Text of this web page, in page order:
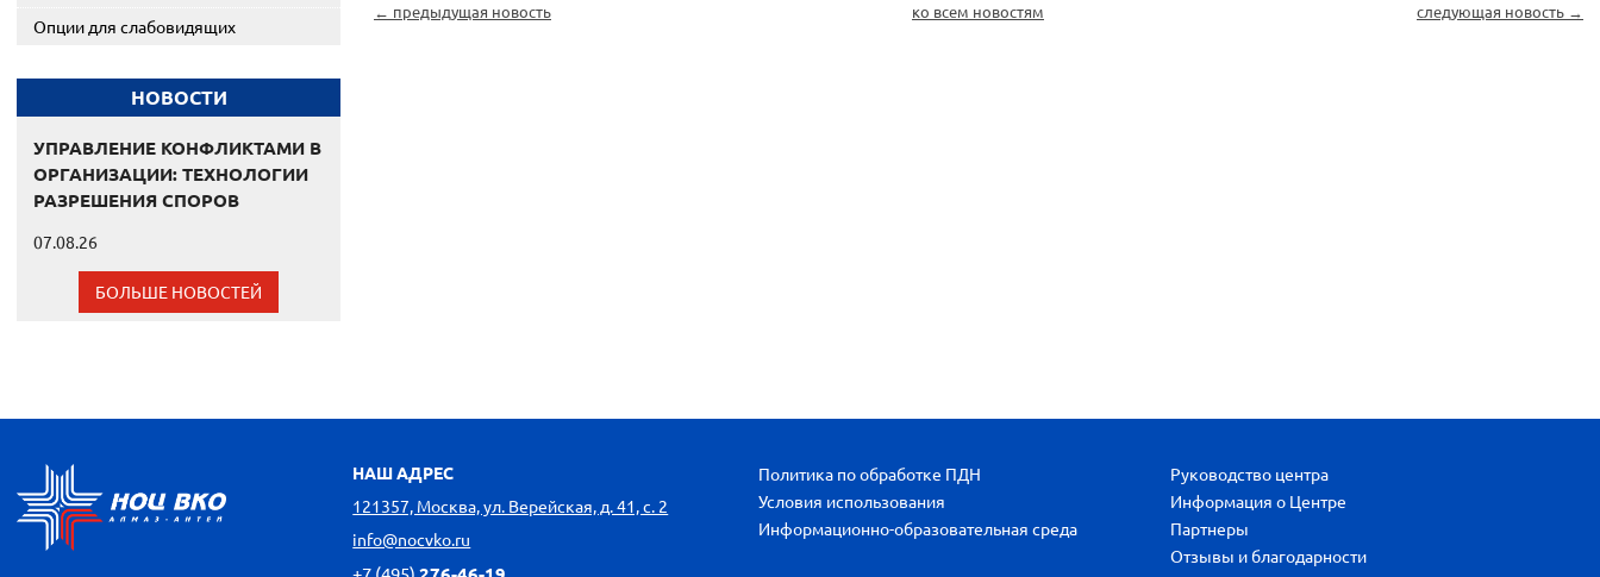
Опции для слабовидящих
НОВОСТИ
УПРАВЛЕНИЕ КОНФЛИКТАМИ В
ОРГАНИЗАЦИИ: ТЕХНОЛОГИИ
РАЗРЕШЕНИЯ СПОРОВ
07.08.26
БОЛЬШЕ НОВОСТЕЙ
← предыдущая новость ко всем новостям следующая новость →
Политика по обработке ПДН
Условия использования
Информационно-образовательная среда
Руководство центра
Информация о Центре
Партнеры
Отзывы и благодарности
НАШ АДРЕС
121357, Москва, ул. Верейская, д. 41, с. 2
info@nocvko.ru